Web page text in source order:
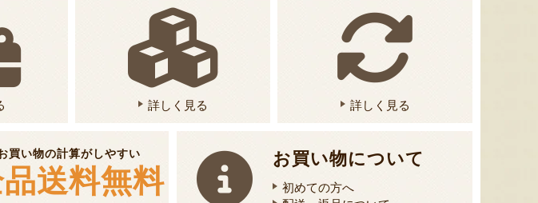
詳しく見る 詳しく見る
買い物の計算がしやすい
送料無料
お買い物について
初めての方へ